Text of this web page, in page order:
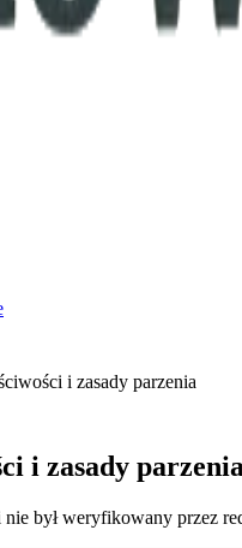
i zasady parzenia
i zasady parzenia
był weryfikowany przez